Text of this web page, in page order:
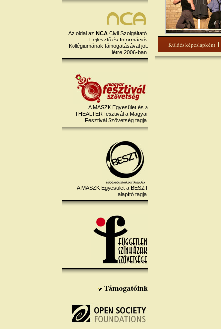
Az oldal az NCA Civil Szolgáltató,
Fejlesztő és Információs
Kollégiumának támogatásával jött
létre 2006-ban.
A MASZK Egyesület és a
THEALTER fesztivál a Magyar
Fesztivál Szövetség tagja.
A MASZK Egyesület a BESZT
alapító tagja.
Támogatóink
Küldés képeslapként